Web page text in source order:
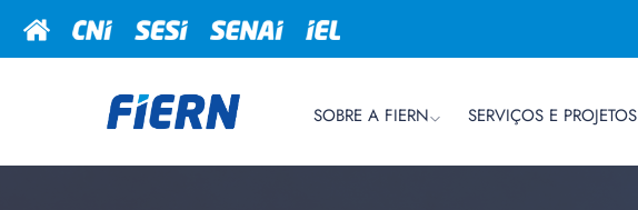
SOBRE A FIERN SERVIÇOS E PROJETOS